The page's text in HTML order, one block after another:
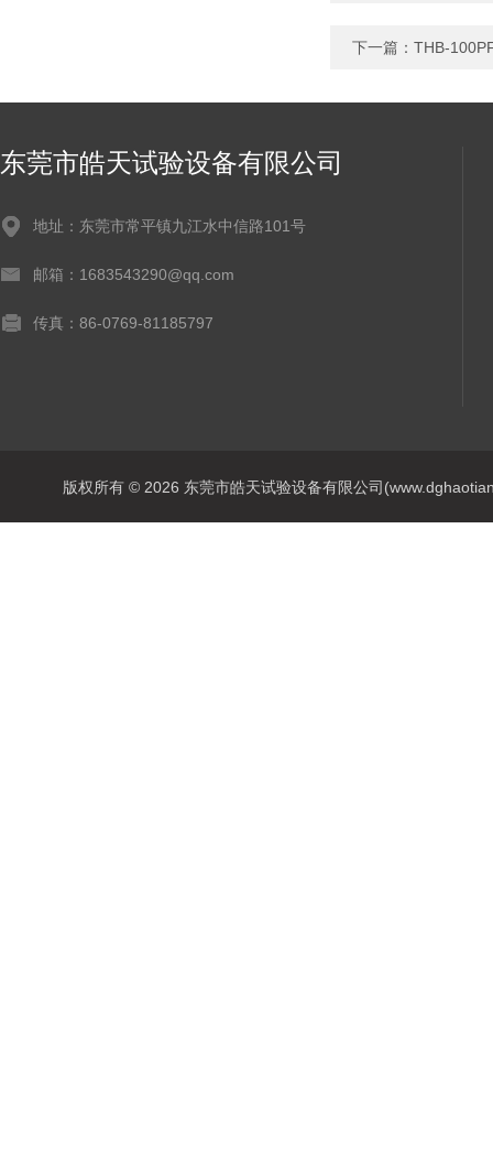
下一篇： THB-
东莞市皓天试验设备有限公司
地址：东莞市常平镇九江水中信路101号
邮箱：1683543290@qq.com
传真：86-0769-81185797
版权所有 © 2026 东莞市皓天试验设备有限公司